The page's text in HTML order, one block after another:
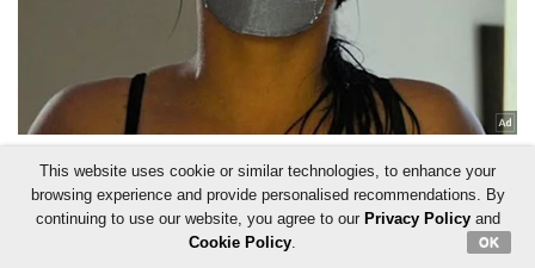
This website uses cookie or similar technologies, to enhance your
browsing experience and provide personalised recommendations. By
continuing to use our website, you agree to our Privacy Policyand
Cookie Policy. OK